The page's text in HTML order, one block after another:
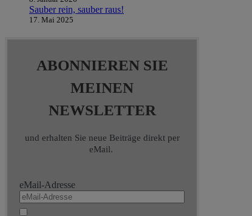
Sauber rein, sauber raus!
17. Mai 2025
ABONNIEREN SIE
MEINEN
NEWSLETTER
und erhalten Sie neue Beiträge direkt per
eMail.
eMail-Adresse